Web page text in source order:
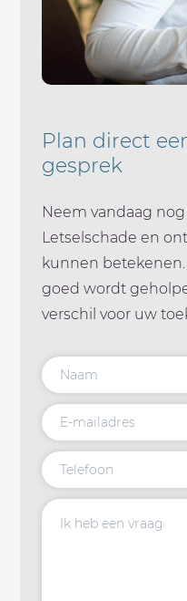
Plan direct
gesprek
Neem vandaag
Letselschade en
kunnen
goed wordt
verschil voor uw